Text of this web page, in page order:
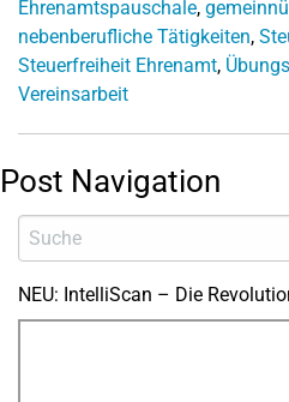
Ehrenamtspauschale,
nebenberufliche Tätigkeiten,
Steuerfreiheit Ehrenamt,
Vereinsarbeit
Post Navigation
NEU: IntelliScan – Die